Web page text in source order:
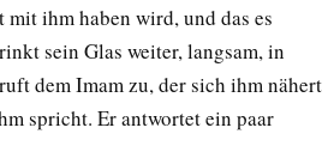
mit ihm haben wird, und das es
sein Glas weiter, langsam, in
dem Imam zu, der sich ihm nähert
spricht. Er antwortet ein paar